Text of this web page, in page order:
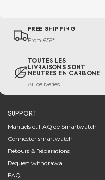
FREE SHIPPING
From €59*
TOUTES LES
LIVRAISONS SONT
NEUTRES EN CARBONE
All deliveries
SUPPORT
Manuels et FAQ de Smartwatch
Connecter smartwatch
Retours & Réparations
Request withdrawal
FAQ